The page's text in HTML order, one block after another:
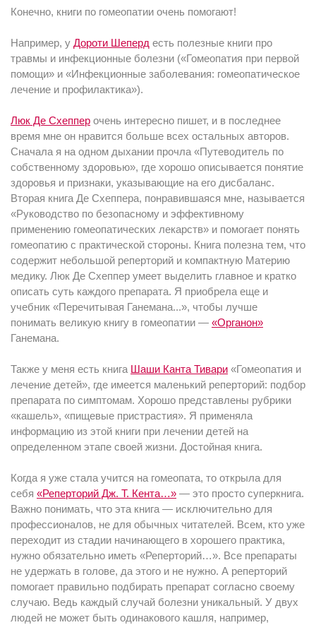
Конечно, книги по гомеопатии очень помогают!
Например, у Дороти Шеперд есть полезные книги про
травмы и инфекционные болезни («Гомеопатия при первой
помощи» и «Инфекционные заболевания: гомеопатическое
лечение и профилактика»).
Люк Де Схеппер очень интересно пишет, и в последнее
время мне он нравится больше всех остальных авторов.
Сначала я на одном дыхании прочла «Путеводитель по
собственному здоровью», где хорошо описывается понятие
здоровья и признаки, указывающие на его дисбаланс.
Вторая книга Де Схеппера, понравившаяся мне, называется
«Руководство по безопасному и эффективному
применению гомеопатических лекарств» и помогает понять
гомеопатию с практической стороны. Книга полезна тем, что
содержит небольшой реперторий и компактную Материю
медику. Люк Де Схеппер умеет выделить главное и кратко
описать суть каждого препарата. Я приобрела еще и
учебник «Перечитывая Ганемана...», чтобы лучше
понимать великую книгу в гомеопатии — «Органон»
Ганемана.
Также у меня есть книга Шаши Канта Тивари «Гомеопатия и
лечение детей», где имеется маленький реперторий: подбор
препарата по симптомам. Хорошо представлены рубрики
«кашель», «пищевые пристрастия». Я применяла
информацию из этой книги при лечении детей на
определенном этапе своей жизни. Достойная книга.
Когда я уже стала учится на гомеопата, то открыла для
себя «Реперторий Дж. Т. Кента…» — это просто суперкнига.
Важно понимать, что эта книга — исключительно для
профессионалов, не для обычных читателей. Всем, кто уже
переходит из стадии начинающего в хорошего практика,
нужно обязательно иметь «Реперторий…». Все препараты
не удержать в голове, да этого и не нужно. А реперторий
помогает правильно подбирать препарат согласно своему
случаю. Ведь каждый случай болезни уникальный. У двух
людей не может быть одинакового кашля, например,